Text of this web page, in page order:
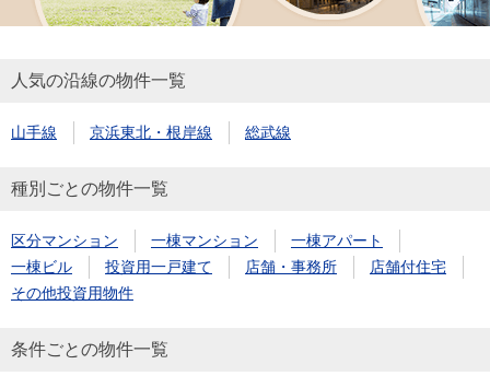
人気の沿線の物件一覧
山手線 京浜東北・根岸線 総武線
種別ごとの物件一覧
区分マンション 一棟マンション
一棟アパート
一棟ビル
投資用一戸建て 店舗・事務所
店舗付住宅
その他投資用物件
条件ごとの物件一覧